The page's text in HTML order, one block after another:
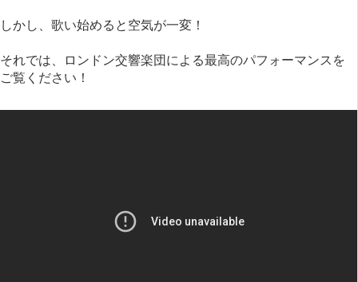
しかし、歌い始めると空気が一変！
それでは、ロンドン交響楽団による最高のパフォーマンスを
ご覧ください！